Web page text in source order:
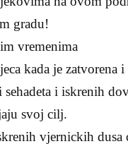
gradu!
vremenima
kada je zatvorena i
i iskrenih
svoj cilj.
vjernickih dusa